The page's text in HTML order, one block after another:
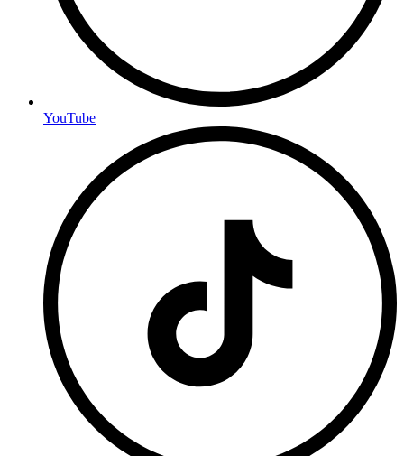
YouTube